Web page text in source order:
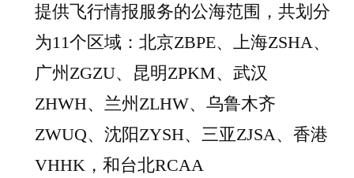
提供飞行情报服务的公海范围，共划分
为11个区域：北京ZBPE、上海ZSHA、
广州ZGZU、昆明ZPKM、武汉
ZHWH、兰州ZLHW、乌鲁木齐
ZWUQ、沈阳ZYSH、三亚ZJSA、香港
VHHK，和台北RCAA